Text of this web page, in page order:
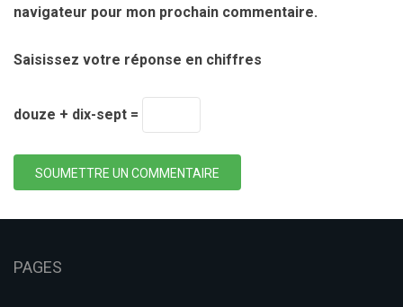
navigateur pour mon prochain commentaire.
Saisissez votre réponse en chiffres
douze + dix-sept =
SOUMETTRE UN COMMENTAIRE
PAGES